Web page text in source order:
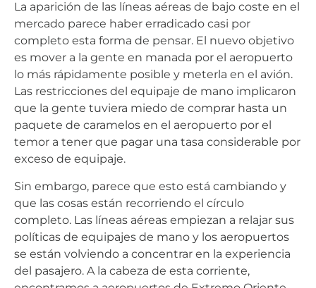
La aparición de las líneas aéreas de bajo coste en el
mercado parece haber erradicado casi por
completo esta forma de pensar. El nuevo objetivo
es mover a la gente en manada por el aeropuerto
lo más rápidamente posible y meterla en el avión.
Las restricciones del equipaje de mano implicaron
que la gente tuviera miedo de comprar hasta un
paquete de caramelos en el aeropuerto por el
temor a tener que pagar una tasa considerable por
exceso de equipaje.
Sin embargo, parece que esto está cambiando y
que las cosas están recorriendo el círculo
completo. Las líneas aéreas empiezan a relajar sus
políticas de equipajes de mano y los aeropuertos
se están volviendo a concentrar en la experiencia
del pasajero. A la cabeza de esta corriente,